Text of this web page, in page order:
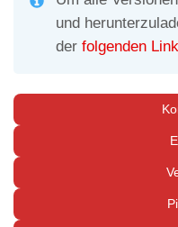
und
der folgenden